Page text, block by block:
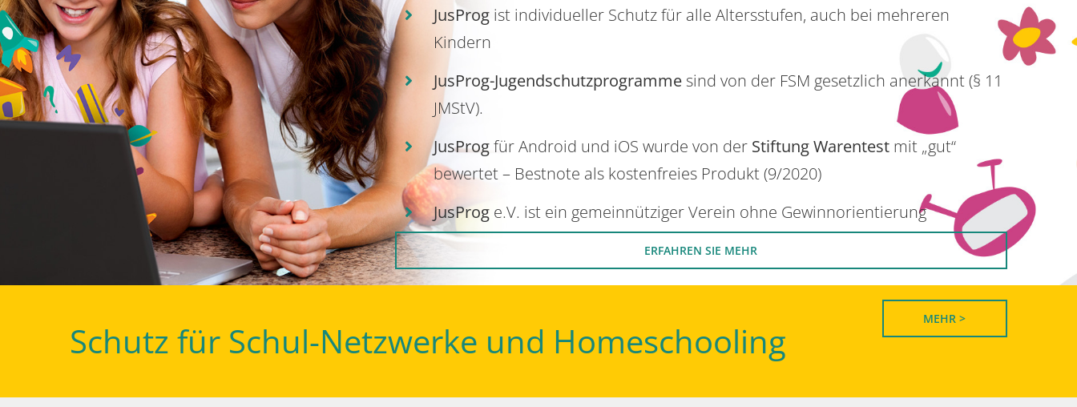
JusProgist individueller Schutz für alle Altersstufen, auch bei mehreren
Kindern
JusProg-Jugendschutzprogrammesind von der FSM gesetzlich anerkannt (§ 11
JMStV).
JusProgfür Android und iOS wurde von der Stiftung Warentestmit „gut“
bewertet – Bestnote als kostenfreies Produkt (9/2020)
JusProge.V. ist ein gemeinnütziger Verein ohne Gewinnorientierung
ERFAHREN SIE MEHR
Schutz für Schul-Netzwerke und Homeschooling
MEHR >